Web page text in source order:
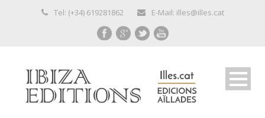
Tel: (+34) 619281862 E-Mail: illes@illes.cat